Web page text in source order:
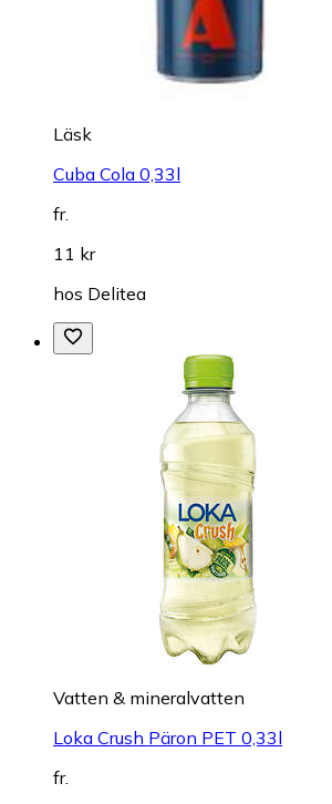
Läsk
Cuba Cola 0,33l
fr.
11 kr
hos Delitea
Vatten & mineralvatten
Loka Crush Päron PET 0,33l
fr.